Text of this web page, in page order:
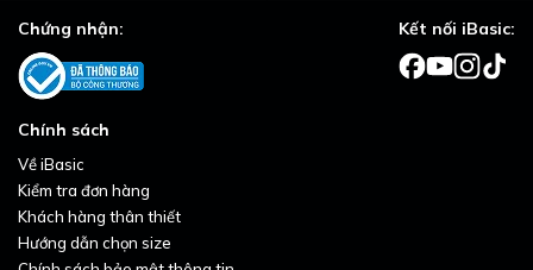
Chính sách
Về iBasic
Kiểm tra đơn hàng
Khách hàng thân thiết
Hướng dẫn chọn size
Chứng nhận: Kết nối iBasic: